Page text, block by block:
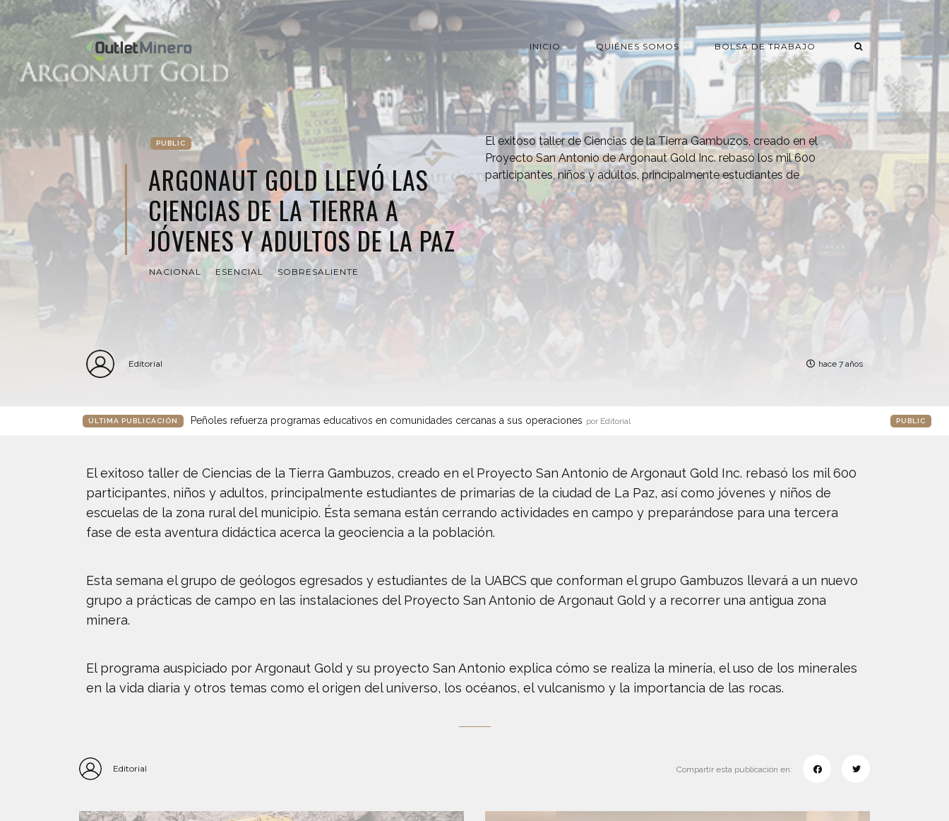
INICIO QUIÉNES SOMOS BOLSA DE TRABAJO
PUBLIC
ARGONAUT GOLD LLEVÓ LAS
CIENCIAS DE LA TIERRA A
JÓVENES Y ADULTOS DE LA PAZ
NACIONAL ESENCIAL SOBRESALIENTE
El exitoso taller de Ciencias de la Tierra Gambuzos, creado en el
Proyecto San Antonio de Argonaut Gold Inc. rebasó los mil 600
participantes, niños y adultos, principalmente estudiantes de
Editorial hace 7 años
ÚLTIMA PUBLICACIÓN Peñoles refuerza programas educativos en comunidades cercanas a sus operaciones por Editorial PUBLIC
El exitoso taller de Ciencias de la Tierra Gambuzos, creado en el Proyecto San Antonio de Argonaut Gold Inc. rebasó los mil 600
participantes, niños y adultos, principalmente estudiantes de primarias de la ciudad de La Paz, así como jóvenes y niños de
escuelas de la zona rural del municipio. Ésta semana están cerrando actividades en campo y preparándose para una tercera
fase de esta aventura didáctica acerca la geociencia a la población.
Esta semana el grupo de geólogos egresados y estudiantes de la UABCS que conforman el grupo Gambuzos llevará a un nuevo
grupo a prácticas de campo en las instalaciones del Proyecto San Antonio de Argonaut Gold y a recorrer una antigua zona
minera.
El programa auspiciado por Argonaut Gold y su proyecto San Antonio explica cómo se realiza la minería, el uso de los minerales
en la vida diaria y otros temas como el origen del universo, los océanos, el vulcanismo y la importancia de las rocas.
Editorial Compartir esta publicación en: